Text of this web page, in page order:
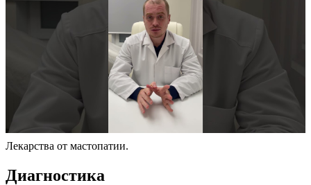
Лекарства от мастопатии.
Диагностика